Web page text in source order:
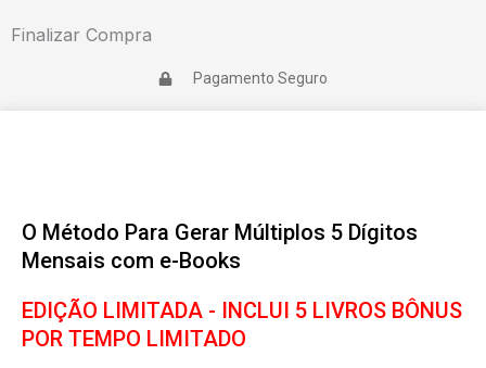
Finalizar Compra
Pagamento Seguro
O Método Para Gerar Múltiplos 5 Dígitos
Mensais com e-Books
EDIÇÃO LIMITADA - INCLUI 5 LIVROS BÔNUS
POR TEMPO LIMITADO